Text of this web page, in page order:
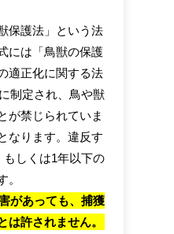
保護法」という法
には「鳥獣の保護
適正化に関する法
制定され、鳥や獣
が禁じられていま
なります。違反す
しくは1年以下の
。
があっても、捕獲
は許されません。